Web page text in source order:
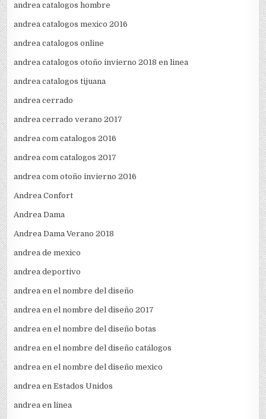
andrea catalogos hombre
andrea catalogos mexico 2016
andrea catalogos online
andrea catalogos otoño invierno 2018 en linea
andrea catalogos tijuana
andrea cerrado
andrea cerrado verano 2017
andrea com catalogos 2016
andrea com catalogos 2017
andrea com otoño invierno 2016
Andrea Confort
Andrea Dama
Andrea Dama Verano 2018
andrea de mexico
andrea deportivo
andrea en el nombre del diseño
andrea en el nombre del diseño 2017
andrea en el nombre del diseño botas
andrea en el nombre del diseño catálogos
andrea en el nombre del diseño mexico
andrea en Estados Unidos
andrea en linea